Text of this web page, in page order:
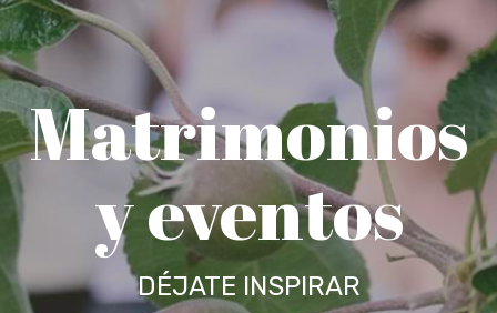
Matrimonios
y eventos
DÉJATE INSPIRAR